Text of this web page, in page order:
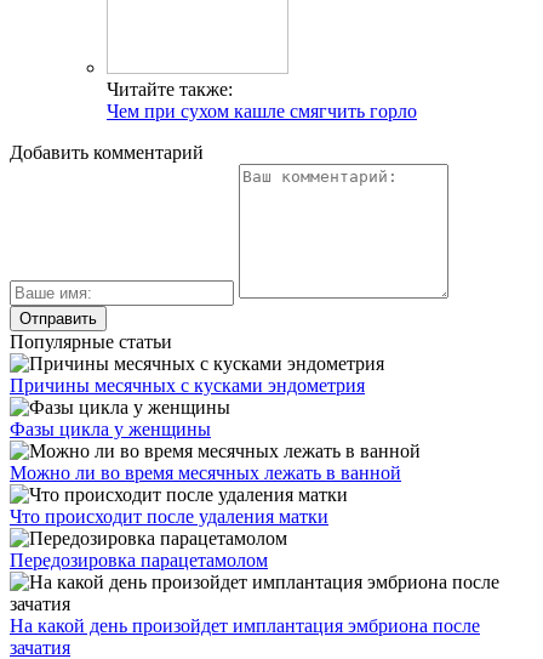
Читайте также:
Чем при сухом кашле смягчить горло
Добавить комментарий
Популярные статьи
Причины месячных с кусками эндометрия
Фазы цикла у женщины
Можно ли во время месячных лежать в ванной
Что происходит после удаления матки
Передозировка парацетамолом
На какой день произойдет имплантация эмбриона после
зачатия